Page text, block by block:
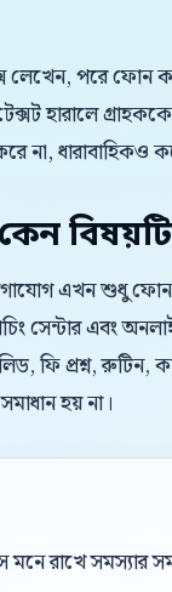
পরে ফোন
হারালে
ধারাবাহিকও
এখন শুধু ফোন
সেন্টার এবং
ফি প্রশ্ন,
হয় না।
মনে রাখে সমস্যার